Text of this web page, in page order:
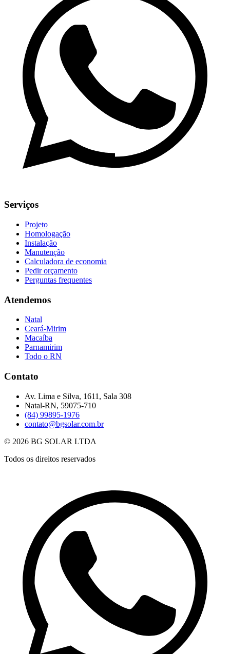
Serviços
Projeto
Homologação
Instalação
Manutenção
Calculadora de economia
Pedir orçamento
Perguntas frequentes
Atendemos
Natal
Ceará-Mirim
Macaíba
Parnamirim
Todo o RN
Contato
Av. Lima e Silva, 1611, Sala 308
Natal-RN, 59075-710
(84) 99895-1976
contato@bgsolar.com.br
© 2026 BG SOLAR LTDA
Todos os direitos reservados